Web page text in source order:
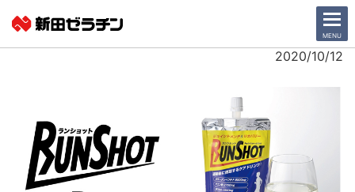
CLOSE
MENU
2020/10/12
サステナビリティ